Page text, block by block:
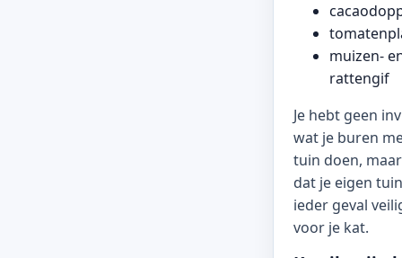
muizen-
rattengif
Je hebt geen
wat je buren
tuin doen,
dat je eigen
ieder geval
voor je kat.